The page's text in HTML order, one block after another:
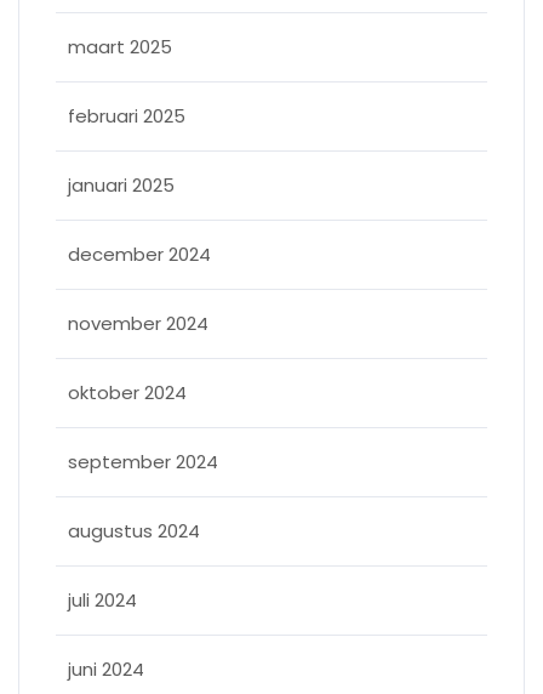
maart 2025
februari 2025
januari 2025
december 2024
november 2024
oktober 2024
september 2024
augustus 2024
juli 2024
juni 2024